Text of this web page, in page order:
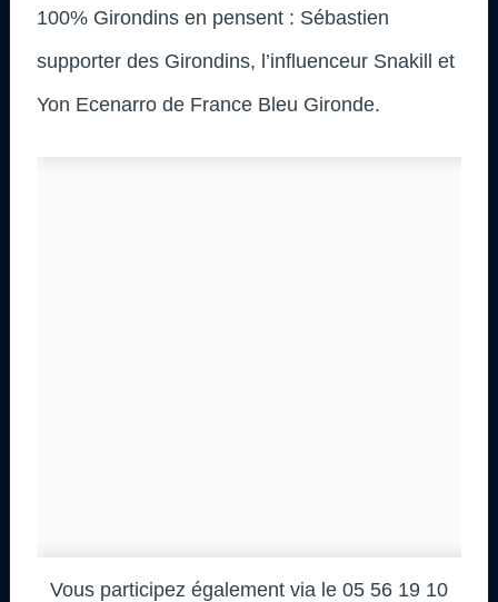
100% Girondins en pensent : Sébastien
supporter des Girondins, l’influenceur Snakill et
Yon Ecenarro de France Bleu Gironde.
Vous participez également via le 05 56 19 10